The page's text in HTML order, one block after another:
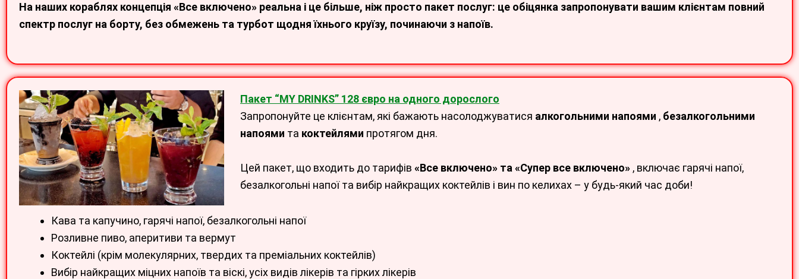
На наших кораблях концепція «Все включено» реальна і це більше, ніж просто пакет послуг: це обіцянка запропонувати вашим клієнтам повний
спектр послуг на борту, без обмежень та турбот щодня їхнього круїзу, починаючи з напоїв.
Пакет “MY DRINKS” 128 євро на одного дорослого
Запропонуйте це клієнтам, які бажають насолоджуватися алкогольними напоями , безалкогольними
напоями та коктейлями протягом дня.
Цей пакет, що входить до тарифів «Все включено» та «Супер все включено» , включає гарячі напої,
безалкогольні напої та вибір найкращих коктейлів і вин по келихах – у будь-який час доби!
Кава та капучино, гарячі напої, безалкогольні напої
Розливне пиво, аперитиви та вермут
Коктейлі (крім молекулярних, твердих та преміальних коктейлів)
Вибір найкращих міцних напоїв та віскі, усіх видів лікерів та гірких лікерів